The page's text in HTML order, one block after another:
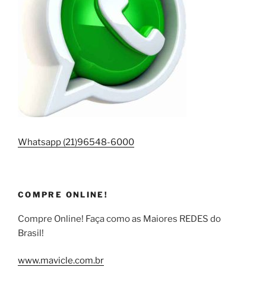
Whatsapp (21)96548-6000
COMPRE ONLINE!
Compre Online! Faça como as Maiores REDES do
Brasil!
www.mavicle.com.br